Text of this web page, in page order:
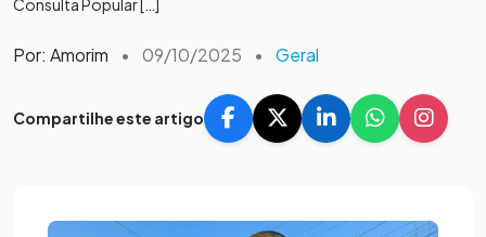
Consulta Popular […]
Por: Amorim • 09/10/2025 • Geral
Compartilhe este artigo